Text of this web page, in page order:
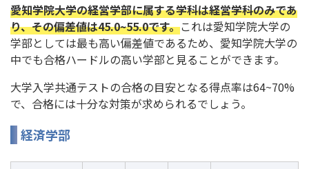
愛知学院大学の経営学部に属する学科は経営学科のみであ
り、その偏差値は45.0~55.0です。これは愛知学院大学の
学部としては最も高い偏差値であるため、愛知学院大学の
中でも合格ハードルの高い学部と見ることができます。
大学入学共通テストの合格の目安となる得点率は64~70%
で、合格には十分な対策が求められるでしょう。
経済学部